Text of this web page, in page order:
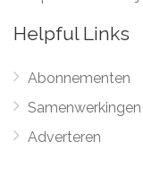
Helpful Links
Abonnementen
Samenwerkingen
Adverteren